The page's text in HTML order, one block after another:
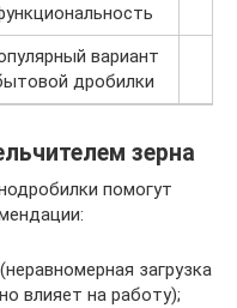
вариант
дробилки
зерна
помогут
загрузка
влияет на работу);